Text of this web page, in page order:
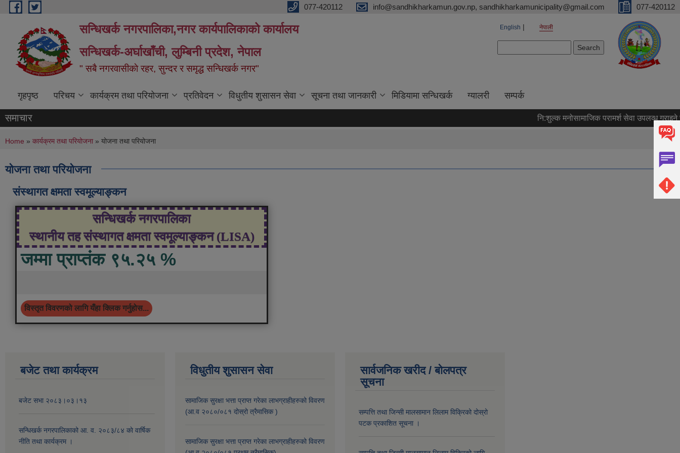
Skip to main content 077-420112 info@sandhikharkamun.gov.np, sandhikharkamunicipality@gmail.com 077-420112
सन्धिखर्क नगरपालिका,नगर कार्यपालिकाको कार्यालय
सन्धिखर्क-अर्घाखाँची, लुम्बिनी प्रदेश, नेपाल
" सबै नगरवासीकाे रहर, सुन्दर र समृद्ध सन्धिखर्क नगर"
English नेपाली
गृहपृष्ठ परिचय कार्यक्रम तथा परियोजना प्रतिवेदन विधुतीय शुसासन सेवा सूचना तथा जानकारी मिडियामा सन्धिखर्क ग्यालरी सम्पर्क
समाचार नि:शुल्क मनोसामाजिक परामर्श सेवा उपलव्ध गराइने
You are here
Home » कार्यक्रम तथा परियोजना » योजना तथा परियोजना
योजना तथा परियोजना
संस्थागत क्षमता स्वमूल्याङ्कन
सन्धिखर्क नगरपालिका
स्थानीय तह संस्थागत क्षमता स्वमूल्याङ्कन (LISA)
जम्मा प्राप्तंक ९५.२५ %
विस्तृत विवरणको लागि यँहा क्लिक गर्नुहोस...
बजेट तथा कार्यक्रम
बजेट सभा २०८३।०३।१३
सन्धिखर्क नगरपालिकाको आ. व. २०८३/८४ काे वार्षिक
नीति तथा कार्यक्रम ।
विधुतीय शुसासन सेवा
सामाजिक सुरक्षा भत्ता प्राप्त गरेका लाभग्राहीहरुको विवरण
(आ.व २०८०/०८१ दोस्रो त्रैमासिक )
सामाजिक सुरक्षा भत्ता प्राप्त गरेका लाभग्राहीहरुको विवरण
सार्वजनिक खरीद / बोलपत्र
सूचना
सम्पत्ति तथा जिन्सी मालसामान लिलाम विक्रिको दोस्रो
पटक प्रकाशित सूचना ।